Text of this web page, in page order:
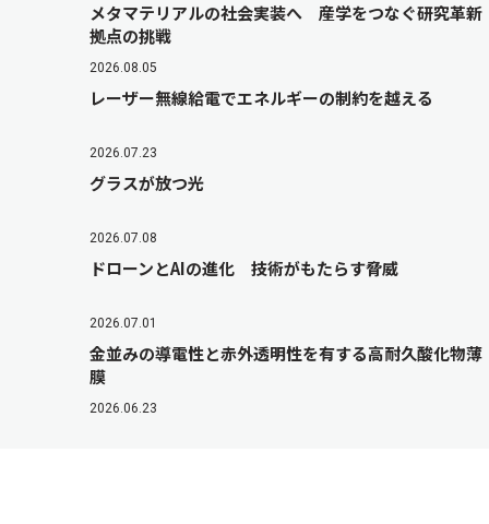
メタマテリアルの社会実装へ 産学をつなぐ研究革新
拠点の挑戦
2026.08.05
レーザー無線給電でエネルギーの制約を越える
2026.07.23
グラスが放つ光
2026.07.08
ドローンとAIの進化 技術がもたらす脅威
2026.07.01
金並みの導電性と赤外透明性を有する高耐久酸化物薄
膜
2026.06.23